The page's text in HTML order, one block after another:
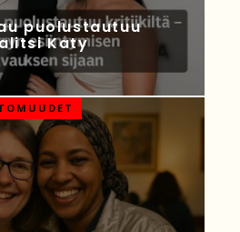
puolustautuu
Katy